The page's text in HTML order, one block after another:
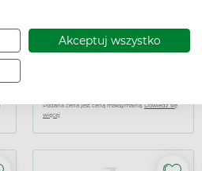
Akceptuj wszystko
koszyka Pharmaceris A Opti-Sensilium,
gęstość do skóry suchej, 50
ujędrniające
129,99 zł
Podana cena jest ceną maksymalną.Dowiedz się
więcej